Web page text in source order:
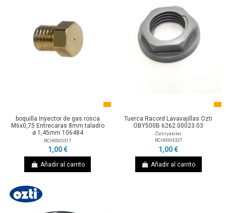
boquilla Inyector de gas rosca
M6x0,75 Entrecaras 8mm taladro
ø 1,45mm 106484
RCH0005317
1,00 €
Añadir al carrito
Tuerca Racord Lavavajillas Ozti
OBY500B 6262.00023.03
Öztiryakiler
RCH0004327
1,00 €
Añadir al carrito